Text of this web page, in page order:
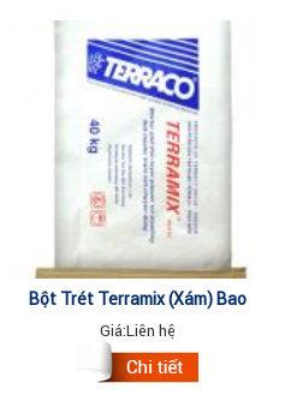
Bột Trét Terramix (xám) Bao
40kg
Giá:Liên hệ